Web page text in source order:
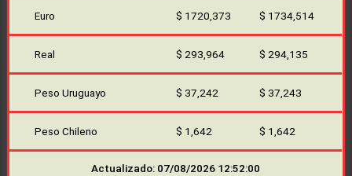
Euro $ 1720,373 $ 1734,514
Real $ 293,964 $ 294,135
Peso Uruguayo $ 37,242 $ 37,243
Peso Chileno $ 1,642 $ 1,642
Actualizado: 07/08/2026 12:52:00